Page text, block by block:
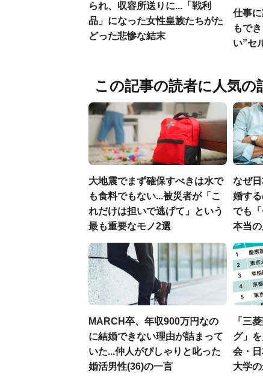
られ、収容所送りに...「戦利
品」になった女性皇族たちがた
どった悲惨な結末
仕事
もで
い”セ
この記事の読者に人気の
大地震でまず確保すべきは水で
も食料でもない...被災者が「こ
れだけは担いで逃げて」という
最も重要なモノ2選
なぜ
婚する
でも
本当の
MARCH卒、年収900万円なの
に結婚できない理由が詰まって
いた...仲人がぴしゃりと叱った
婚活男性(36)の一言
「三
グ」
会・
大学の